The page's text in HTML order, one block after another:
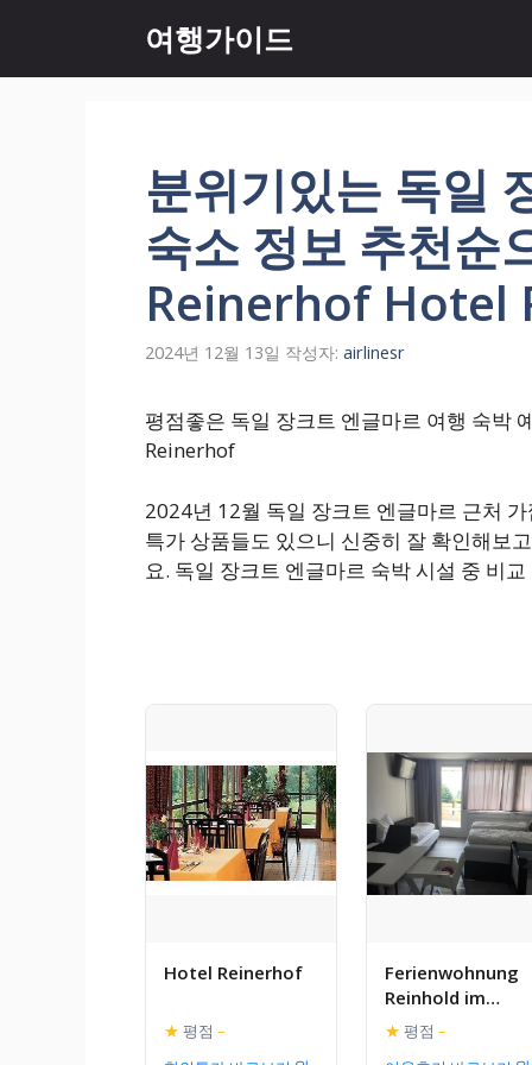
츠
여행가이드
분위기있는 독일
숙소 정보 추천순
Reinerhof Hotel
2024년 12월 13일 작성자: airlinesr
평점좋은 독일 장크트 엔글마르 여행 숙박
Reinerhof
2024년 12월 독일 장크트 엔글마르 근처
특가 상품들도 있으니 신중히 잘 확인해보
요. 독일 장크트 엔글마르 숙박 시설 중 비
Hotel Reinerhof
★ 평점 –
Ferienwohnung
Reinhold im
Predigtstuhl
Resort
★ 평점 –